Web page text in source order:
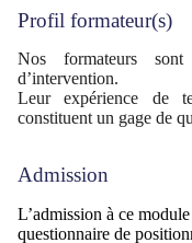
Profil formateur(s)
Nos formateurs
d’intervention.
Leur expérience de
constituent un gage de
Admission
L’admission à ce
questionnaire de